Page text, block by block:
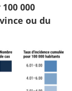
000
ou du